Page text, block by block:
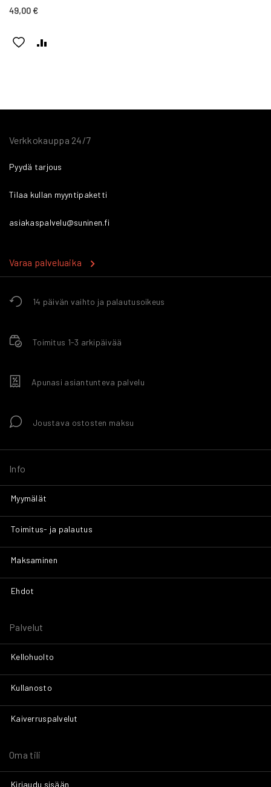
49,00 €
LISÄÄ
14 päivän vaihto ja palautusoikeus
Toimitus 1-3 arkipäivää
Apunasi asiantunteva palvelu
Joustava ostosten maksu
Info
Myymälät
Toimitus- ja palautus
Maksaminen
Ehdot
Palvelut
Kellohuolto
Kullanosto
Kaiverruspalvelut
Oma tili
Kirjaudu sisään
Verkkokauppa 24/7
Pyydä tarjous
Tilaa kullan myyntipaketti
asiakaspalvelu@suninen.fi
Varaa palveluaika